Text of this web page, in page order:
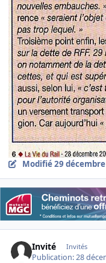
Modifié29
Invité Invités
Publication:28